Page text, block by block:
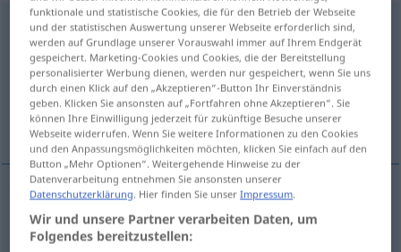
geldschieter [ˈ-sxiˑtər]m <-s>
Übersicht aller Übersetzungen
(Für mehr Details die Übersetzung anklicken/antippen)
Geldgeber
Geldgeber m geldschieter
funktionale und statistische Cookies, die für den Betrieb der Webseite
und der statistischen Auswertung unserer Webseite erforderlich sind,
werden auf Grundlage unserer Vorauswahl immer auf Ihrem Endgerät
gespeichert. Marketing-Cookies und Cookies, die der Bereitstellung
personalisierter Werbung dienen, werden nur gespeichert, wenn Sie uns
durch einen Klick auf den „Akzeptieren“-Button Ihr Einverständnis
geben. Klicken Sie ansonsten auf „Fortfahren ohne Akzeptieren“. Sie
können Ihre Einwilligung jederzeit für zukünftige Besuche unserer
Webseite widerrufen. Wenn Sie weitere Informationen zu den Cookies
und den Anpassungsmöglichkeiten möchten, klicken Sie einfach auf den
Button „Mehr Optionen“. Weitergehende Hinweise zu der
Datenverarbeitung entnehmen Sie ansonsten unserer
Datenschutzerklärung. Hier finden Sie unserImpressum.
Wir und unsere Partner verarbeiten Daten, um
Folgendes bereitzustellen: